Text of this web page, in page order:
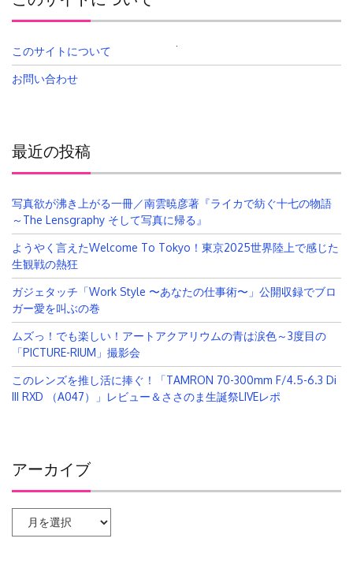
索:
このサイトについて
お問い合わせ
最近の投稿
写真欲が沸き上がる一冊／南雲暁彦著『ライカで紡ぐ十七の物語
～The Lensgraphy そして写真に帰る』
ようやく言えたWelcome To Tokyo！東京2025世界陸上で感じた
生観戦の熱狂
ガジェタッチ「Work Style 〜あなたの仕事術〜」公開収録でブロ
ガー愛を叫ぶの巻
ムズっ！でも楽しい！アートアクアリウムの青は涙色～3度目の
「PICTURE-RIUM」撮影会
このレンズを推し活に捧ぐ！「TAMRON 70-300mm F/4.5-6.3 Di
III RXD （A047）」レビュー＆ささのま生誕祭LIVEレポ
アーカイブ